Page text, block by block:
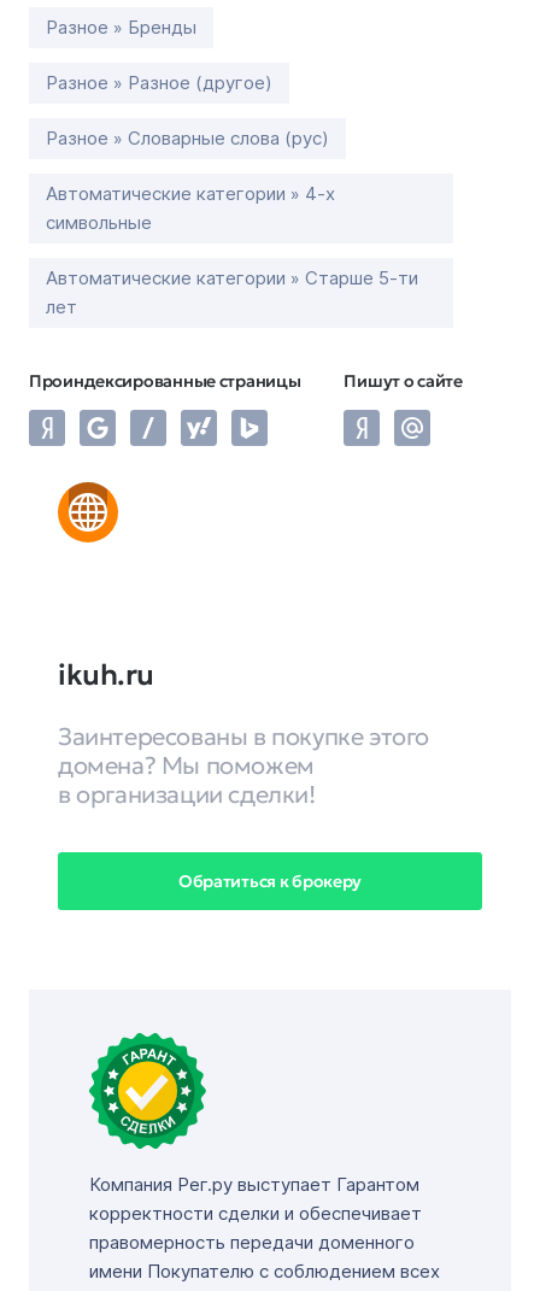
Разное » Бренды
Разное » Разное (другое)
Разное » Словарные слова (рус)
Автоматические категории » 4-х
символьные
Автоматические категории » Старше 5-ти
лет
Проиндексированные страницы Пишут о сайте
ikuh.ru
Заинтересованы в покупке этого
домена? Мы поможем
в организации сделки!
Обратиться к брокеру
Компания Рег.ру выступает Гарантом
корректности сделки и обеспечивает
правомерность передачи доменного
имени Покупателю с соблюдением всех